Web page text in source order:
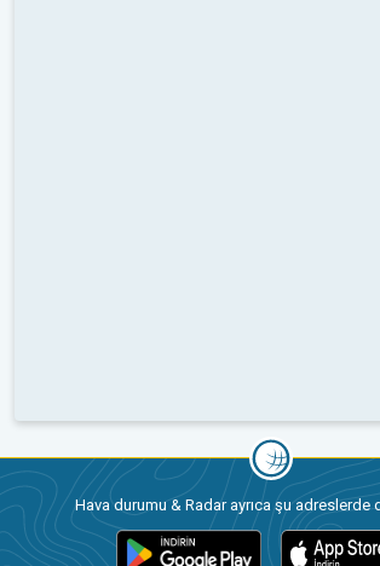
Hava durumu & Radar ayrıca şu adreslerde